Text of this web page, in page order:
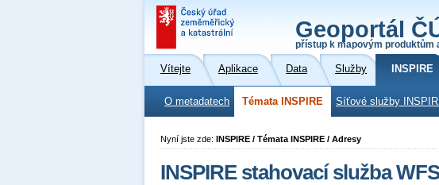
Geoportál
přístup k mapovým produktům
Vítejte Aplikace Data Služby INSPIRE
O metadatech Témata INSPIRE Síťové služby
Nyní jste zde: INSPIRE / Témata INSPIRE / Adresy
INSPIRE stahovací služba